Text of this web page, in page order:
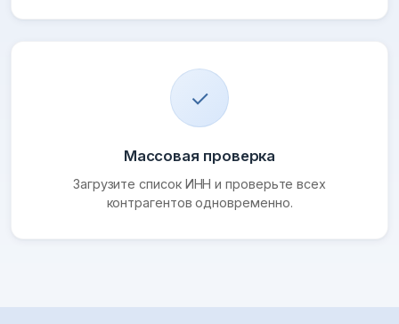
✓
Массовая проверка
Загрузите список ИНН и проверьте всех
контрагентов одновременно.